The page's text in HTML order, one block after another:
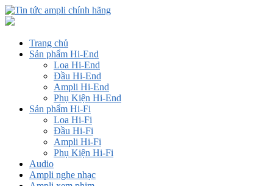
Trang chủ
Sản phẩm Hi-End
Loa Hi-End
Đầu Hi-End
Ampli Hi-End
Phụ Kiện Hi-End
Sản phẩm Hi-Fi
Loa Hi-Fi
Đầu Hi-Fi
Ampli Hi-Fi
Phụ Kiện Hi-Fi
Audio
Ampli nghe nhạc